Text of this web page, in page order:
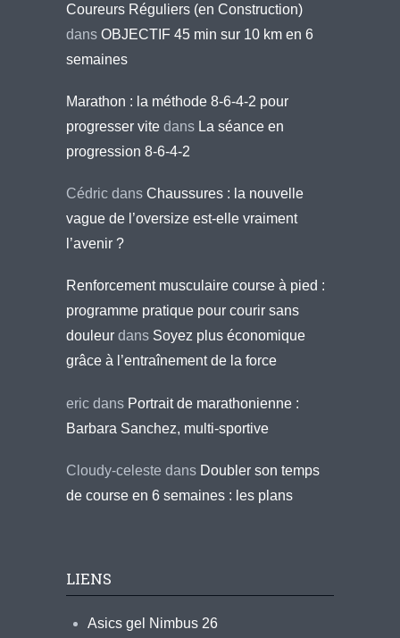
Coureurs Réguliers (en Construction)
dans OBJECTIF 45 min sur 10 km en 6
semaines
Marathon : la méthode 8-6-4-2 pour
progresser vite dans La séance en
progression 8-6-4-2
Cédric dans Chaussures : la nouvelle
vague de l’oversize est-elle vraiment
l’avenir ?
Renforcement musculaire course à pied :
programme pratique pour courir sans
douleur dans Soyez plus économique
grâce à l’entraînement de la force
eric dans Portrait de marathonienne :
Barbara Sanchez, multi-sportive
Cloudy-celeste dans Doubler son temps
de course en 6 semaines : les plans
LIENS
Asics gel Nimbus 26